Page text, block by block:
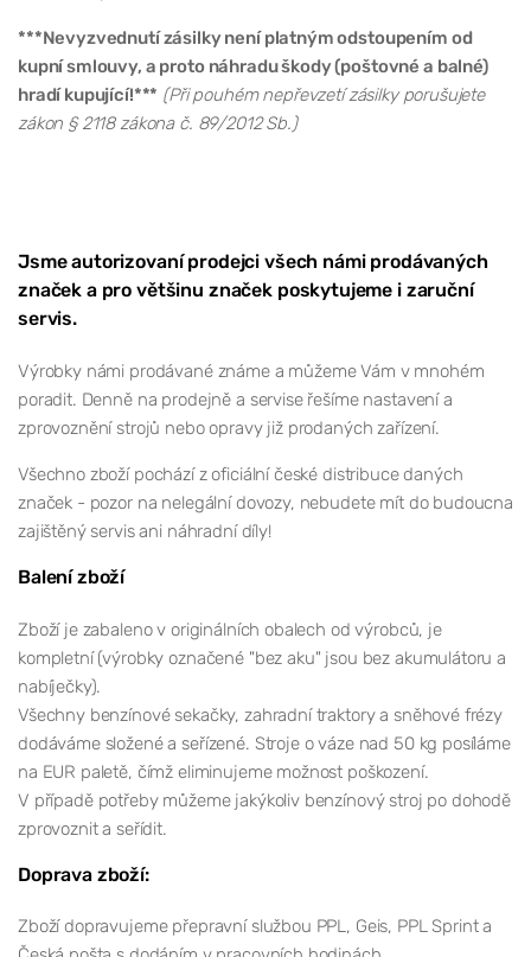
***Nevyzvednutí zásilky není platným odstoupením od
kupní smlouvy, a proto náhradu škody (poštovné a balné)
hradí kupující!*** (Při pouhém nepřevzetí zásilky porušujete
zákon § 2118 zákona č. 89/2012 Sb.)
Jsme autorizovaní prodejci všech námi prodávaných
značek a pro většinu značek poskytujeme i zaruční
servis.
Výrobky námi prodávané známe a můžeme Vám v mnohém
poradit. Denně na prodejně a servise řešíme nastavení a
zprovoznění strojů nebo opravy již prodaných zařízení.
Všechno zboží pochází z oficiální české distribuce daných
značek - pozor na nelegální dovozy, nebudete mít do budoucna
zajištěný servis ani náhradní díly!
Balení zboží
Zboží je zabaleno v originálních obalech od výrobců, je
kompletní (výrobky označené "bez aku" jsou bez akumulátoru a
nabíječky).
Všechny benzínové sekačky, zahradní traktory a sněhové frézy
dodáváme složené a seřízené. Stroje o váze nad 50 kg posíláme
na EUR paletě, čímž eliminujeme možnost poškození.
V případě potřeby můžeme jakýkoliv benzínový stroj po dohodě
zprovoznit a seřídit.
Doprava zboží:
Zboží dopravujeme přepravní službou PPL, Geis, PPL Sprint a